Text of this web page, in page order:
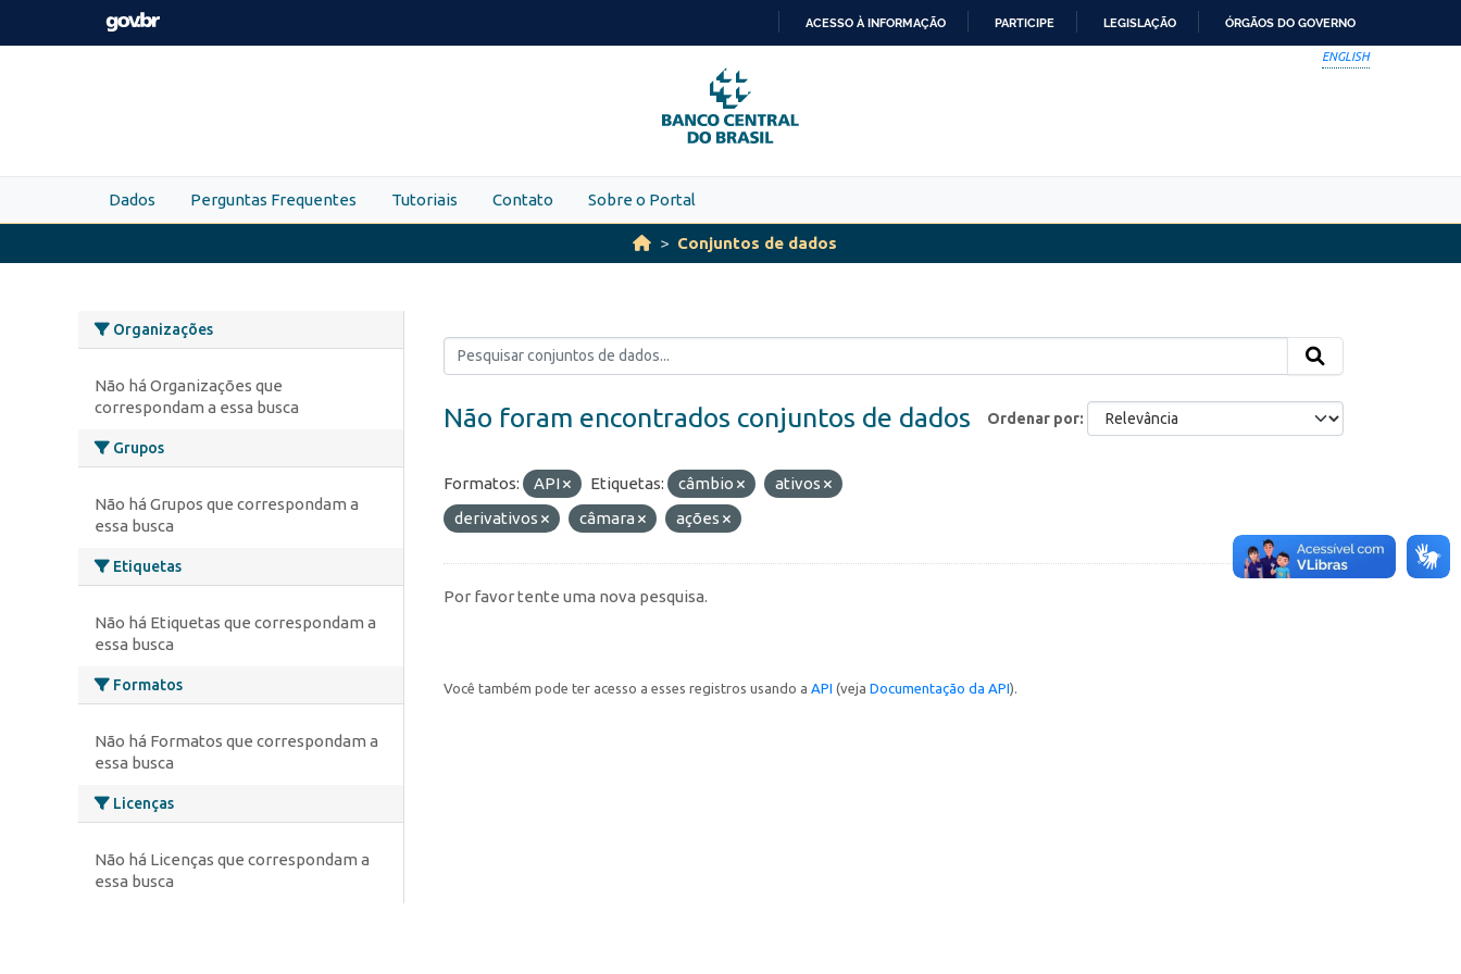
Skip to main content
PARA
O
CONTEÚDO
ACESSO À INFORMAÇÃO PARTICIPE LEGISLAÇÃO ÓRGÃOS DO GOVERNO
ENGLISH
Dados Perguntas Frequentes Tutoriais Contato Sobre o Portal
Conjuntos de dados
Organizações
Não há Organizações que
correspondam a essa busca
Grupos
Não há Grupos que correspondam a
essa busca
Etiquetas
Não há Etiquetas que correspondam a
essa busca
Formatos
Não há Formatos que correspondam a
essa busca
Licenças
Não há Licenças que correspondam a
essa busca
Ordenar por
Não foram encontrados conjuntos de dados
Formatos: API Etiquetas: câmbio
ativos
derivativos
câmara ações
Por favor tente uma nova pesquisa.
Você também pode ter acesso a esses registros usando a API (veja Documentação da API).